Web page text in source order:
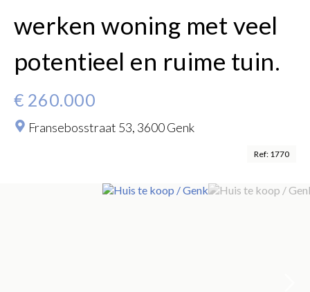
werken woning met veel
potentieel en ruime tuin.
€ 260.000
Fransebosstraat 53, 3600 Genk
Ref: 1770